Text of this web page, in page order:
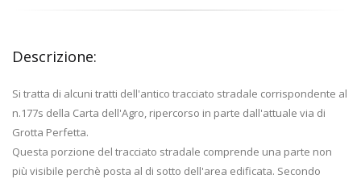
Descrizione:
Si tratta di alcuni tratti dell'antico tracciato stradale corrispondente al
n.177s della Carta dell'Agro, ripercorso in parte dall'attuale via di
Grotta Perfetta.
Questa porzione del tracciato stradale comprende una parte non
più visibile perchè posta al di sotto dell'area edificata. Secondo